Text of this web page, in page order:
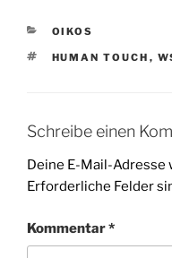
KATEGORIEN
OIKOS
SCHLAGWÖRTER
HUMAN TOUCH ,
Schreibe einen
Deine E-Mail-
Erforderliche Felder
Kommentar*